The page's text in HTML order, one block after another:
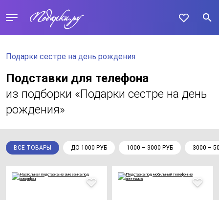
Подарки сестре на день рождения
Подставки для телефона
из подборки «Подарки сестре на день
рождения»
ВСЕ ТОВАРЫ ДО 1000 РУБ 1000 – 3000 РУБ 3000 –